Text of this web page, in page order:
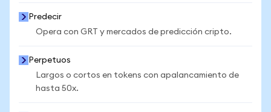
Predecir
Opera con GRT y mercados de predicción cripto.
Perpetuos
Largos o cortos en tokens con apalancamiento de
hasta 50x.